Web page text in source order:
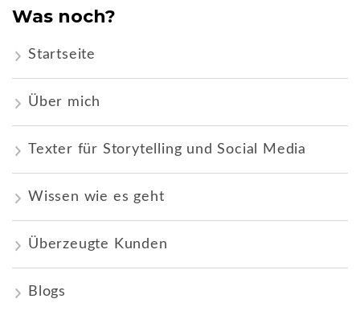
Was noch?
Startseite
Über mich
Texter für Storytelling und Social Media
Wissen wie es geht
Überzeugte Kunden
Blogs